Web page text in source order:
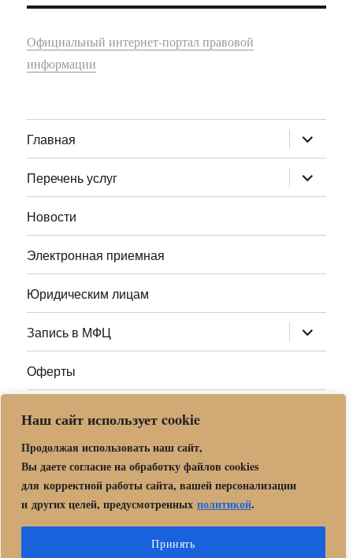
Наш сайт использует cookie
Продолжая использовать наш сайт,
Вы даете согласие на обработку файлов cookies
для корректной работы сайта, вашей персонализации
и других целей, предусмотренных политикой.
Принять
Официальный интернет-портал правовой
информации
Главная раскрыть
дочернее
меню
Перечень услуг
раскрыть
дочернее
меню
Новости
Электронная приемная
Юридическим лицам
Запись в МФЦ раскрыть
дочернее
меню
Оферты
Адреса МФЦ МО
Центр государственных и муниципальных услуг «Мои
документы» в г. о. Орехово-Зуево
Политика обработки и защиты персональных данных в «МБУ
МФЦ Орехово-Зуевского городского округа Московской области»